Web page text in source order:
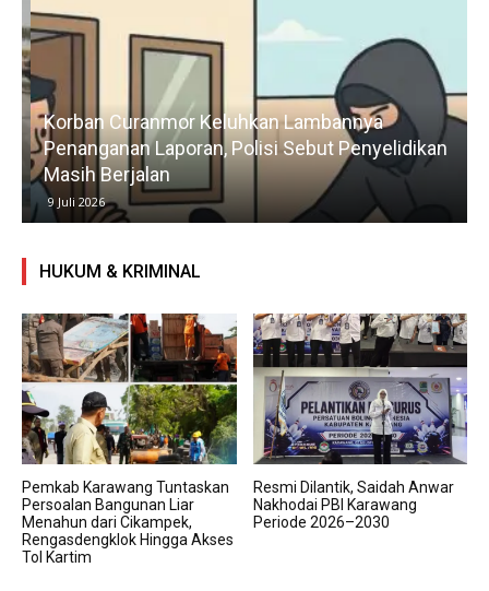
Korban Curanmor Keluhkan Lambannya
Penanganan Laporan, Polisi Sebut Penyelidikan
Masih Berjalan
9 Juli 2026
HUKUM & KRIMINAL
Pemkab Karawang Tuntaskan
Persoalan Bangunan Liar
Menahun dari Cikampek,
Rengasdengklok Hingga Akses
Tol Kartim
Resmi Dilantik, Saidah Anwar
Nakhodai PBI Karawang
Periode 2026–2030